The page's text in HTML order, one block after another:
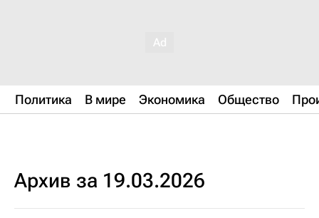
Политика В мире Экономика Общество
Архив за 19.03.2026